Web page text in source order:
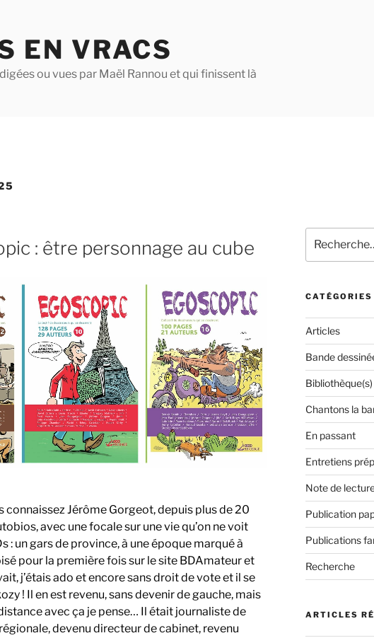
EN VRACS
ou vues par Maël Rannou et qui finissent là
: être personnage au cube
connaissez Jérôme Gorgeot, depuis plus de 20
avec une focale sur une vie qu’on ne voit
: un gars de province, à une époque marqué à
pour la première fois sur le site BDAmateur et
j’étais ado et encore sans droit de vote et il se
! Il en est revenu, sans devenir de gauche, mais
avec ça je pense… Il était journaliste de
devenu directeur de cabinet, revenu
pour
:
CATÉGORIES
Articles
Bande
Bibliothèque(s)
Chantons la
En passant
Entretiens
Note de
Publication
Publications
Recherche
ARTICLES